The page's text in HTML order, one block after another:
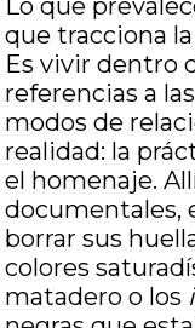
Lo que
que tracciona
Es vivir dentro
referencias a
modos de
realidad: la
el homenaje.
documentales,
borrar sus
colores
matadero o los